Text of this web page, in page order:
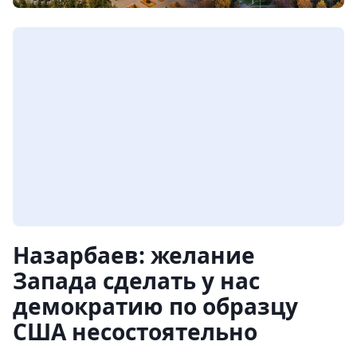
Назарбаев: желание
Запада сделать у нас
демократию по образцу
США несостоятельно